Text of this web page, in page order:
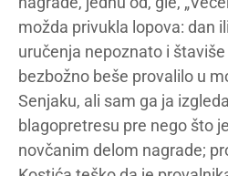
možda privukla lopova: dan
uručenja nepoznato i
bezbožno beše provalilo u
Senjaku, ali sam ga ja
blagopretresu pre nego što
novčanim delom nagrade;